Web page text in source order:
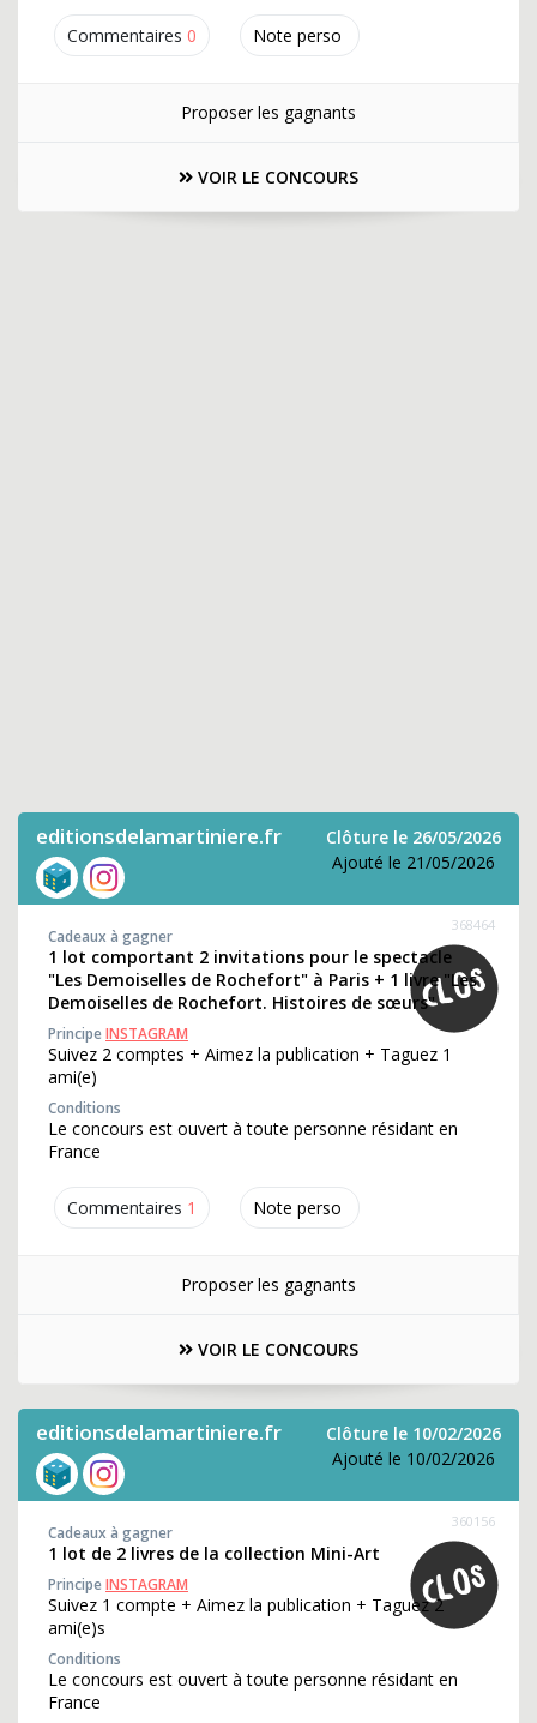
Commentaires 0 Note perso
Proposer les gagnants
VOIR LE CONCOURS
editionsdelamartiniere.fr
Clôture le 26/05/2026
Ajouté le 21/05/2026
Commentaires 1 Note perso
368464
Cadeaux à gagner
1 lot comportant 2 invitations pour le spectacle
"Les Demoiselles de Rochefort" à Paris + 1 livre "Les
Demoiselles de Rochefort. Histoires de sœurs"
PrincipeINSTAGRAM
Suivez 2 comptes + Aimez la publication + Taguez 1
ami(e)
Conditions
Le concours est ouvert à toute personne résidant en
France
Proposer les gagnants
VOIR LE CONCOURS
editionsdelamartiniere.fr
Clôture le 10/02/2026
Ajouté le 10/02/2026
360156
Cadeaux à gagner
1 lot de 2 livres de la collection Mini-Art
PrincipeINSTAGRAM
Suivez 1 compte + Aimez la publication + Taguez 2
ami(e)s
Conditions
Le concours est ouvert à toute personne résidant en
France